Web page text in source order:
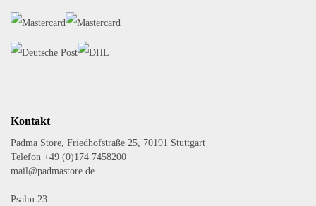
Kontakt
Padma Store, Friedhofstraße 25, 70191 Stuttgart
Telefon +49 (0)174 7458200
mail@padmastore.de
Psalm 23